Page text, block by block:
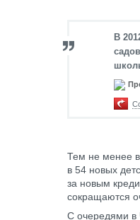
В
Тем не менее
в 54 новых
за новым
сокращаются
С очередями в